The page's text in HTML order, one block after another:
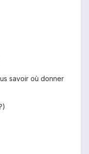
savoir où donner